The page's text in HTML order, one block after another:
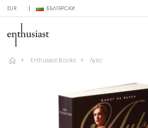
EUR БЪЛГАРСКИ
Enthusiast Books Лукс